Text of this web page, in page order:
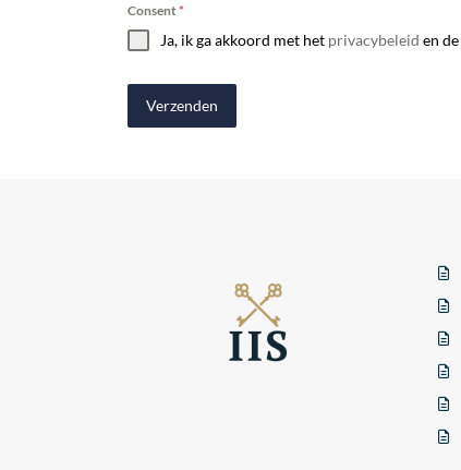
Consent*
Ja, ik ga akkoord met het privacybeleid en de
Verzenden